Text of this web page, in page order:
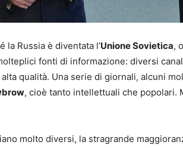
la Russia è diventata l’Unione Sovietica,
fonti di informazione: diversi
qualità. Una serie di giornali, alcuni
, cioè tanto intellettuali che popolari.
molto diversi, la stragrande